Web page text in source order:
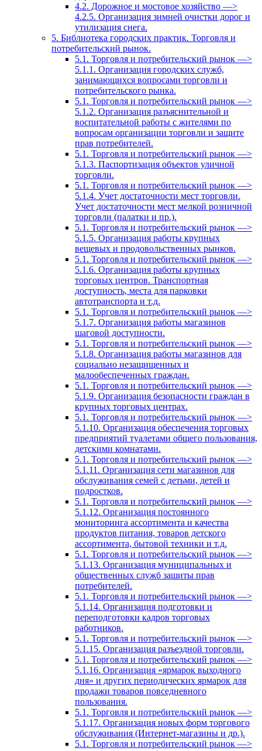
4.2. Дорожное и мостовое хозяйство —>
4.2.5. Организация зимней очистки дорог и
утилизация снега.
5. Библиотека городских практик. Торговля и
потребительский рынок.
5.1. Торговля и потребительский рынок —>
5.1.1. Организация городских служб,
занимающихся вопросами торговли и
потребительского рынка.
5.1. Торговля и потребительский рынок —>
5.1.2. Организация разъяснительной и
воспитательной работы с жителями по
вопросам организации торговли и защите
прав потребителей.
5.1. Торговля и потребительский рынок —>
5.1.3. Паспортизация объектов уличной
торговли.
5.1. Торговля и потребительский рынок —>
5.1.4. Учет достаточности мест торговли.
Учет достаточности мест мелкой розничной
торговли (палатки и пр.).
5.1. Торговля и потребительский рынок —>
5.1.5. Организация работы крупных
вещевых и продовольственных рынков.
5.1. Торговля и потребительский рынок —>
5.1.6. Организация работы крупных
торговых центров. Транспортная
доступность, места для парковки
автотранспорта и т.д.
5.1. Торговля и потребительский рынок —>
5.1.7. Организация работы магазинов
шаговой доступности.
5.1. Торговля и потребительский рынок —>
5.1.8. Организация работы магазинов для
социально незащищенных и
малообеспеченных граждан.
5.1. Торговля и потребительский рынок —>
5.1.9. Организация безопасности граждан в
крупных торговых центрах.
5.1. Торговля и потребительский рынок —>
5.1.10. Организация обеспечения торговых
предприятий туалетами общего пользования,
детскими комнатами.
5.1. Торговля и потребительский рынок —>
5.1.11. Организация сети магазинов для
обслуживания семей с детьми, детей и
подростков.
5.1. Торговля и потребительский рынок —>
5.1.12. Организация постоянного
мониторинга ассортимента и качества
продуктов питания, товаров детского
ассортимента, бытовой техники и т.д.
5.1. Торговля и потребительский рынок —>
5.1.13. Организация муниципальных и
общественных служб зашиты прав
потребителей.
5.1. Торговля и потребительский рынок —>
5.1.14. Организация подготовки и
переподготовки кадров торговых
работников.
5.1. Торговля и потребительский рынок —>
5.1.15. Организация разъездной торговли.
5.1. Торговля и потребительский рынок —>
5.1.16. Организация «ярмарок выходного
дня» и других периодических ярмарок для
продажи товаров повседневного
пользования.
5.1. Торговля и потребительский рынок —>
5.1.17. Организация новых форм торгового
обслуживания (Интернет-магазины и др.).
5.1. Торговля и потребительский рынок —>